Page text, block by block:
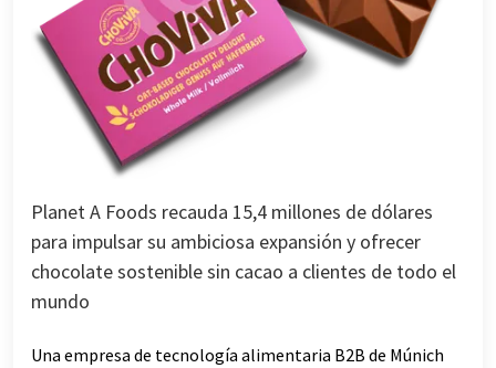
Planet A Foods recauda 15,4 millones de dólares
para impulsar su ambiciosa expansión y ofrecer
chocolate sostenible sin cacao a clientes de todo el
mundo
Una empresa de tecnología alimentaria B2B de Múnich